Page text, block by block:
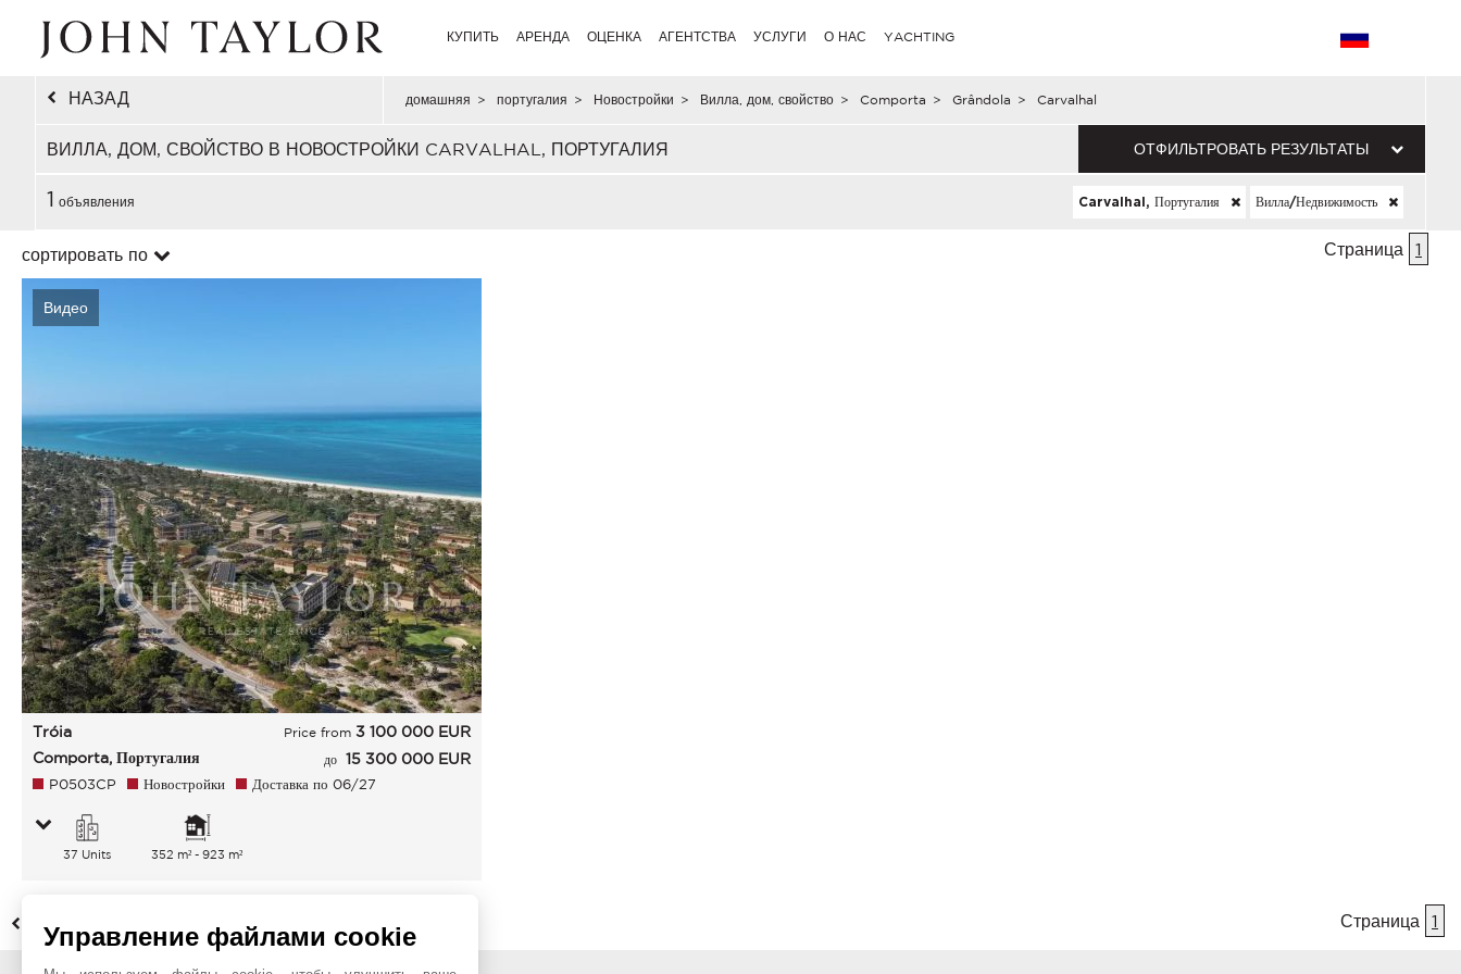
КУПИТЬ АРЕНДА ОЦЕНКА АГЕНТСТВА УСЛУГИ О НАС YACHTING
НАЗАД домашняя > португалия > Новостройки > Вилла, дом, свойство > Comporta > Grândola > Carvalhal
ВИЛЛА, ДОМ, СВОЙСТВО В НОВОСТРОЙКИ CARVALHAL, ПОРТУГАЛИЯ ОТФИЛЬТРОВАТЬ РЕЗУЛЬТАТЫ
1 объявления Carvalhal, Португалия Вилла/недвижимость
сортировать по Страница 1
Видео
Tróia
Comporta, Португалия
Price from 3 100 000 EUR
до 15 300 000 EUR
P0503CP Новостройки Доставка по 06/27
37 Units 352 m² - 923 m²
НАЗАД Страница 1
Управление файлами cookie